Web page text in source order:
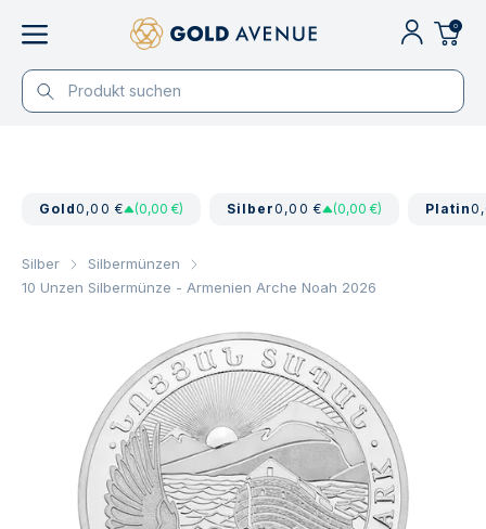
0
Gold0,00 € (0,00 €) Silber0,00 € (0,00 €) Platin
Silber
Silbermünzen
10 Unzen Silbermünze - Armenien Arche Noah 2026